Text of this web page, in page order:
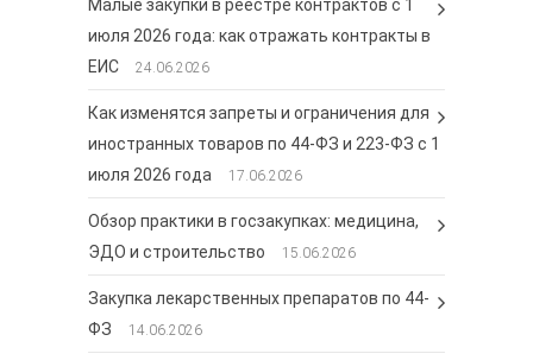
Малые закупки в реестре контрактов с 1
июля 2026 года: как отражать контракты в
ЕИС
24.06.2026
Как изменятся запреты и ограничения для
иностранных товаров по 44-ФЗ и 223-ФЗ с 1
июля 2026 года
17.06.2026
Обзор практики в госзакупках: медицина,
ЭДО и строительство
15.06.2026
Закупка лекарственных препаратов по 44-
ФЗ
14.06.2026